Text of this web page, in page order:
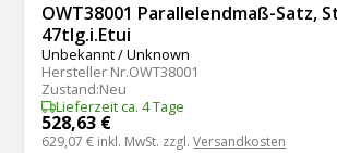
OWT38001 Parallelendmaß-Satz,
47tlg.i.Etui
Unbekannt / Unknown
Hersteller Nr.OWT38001
Zustand:Neu
Lieferzeit ca. 4 Tage
528,63 €
629,07 € inkl. MwSt. zzgl.Versandkosten